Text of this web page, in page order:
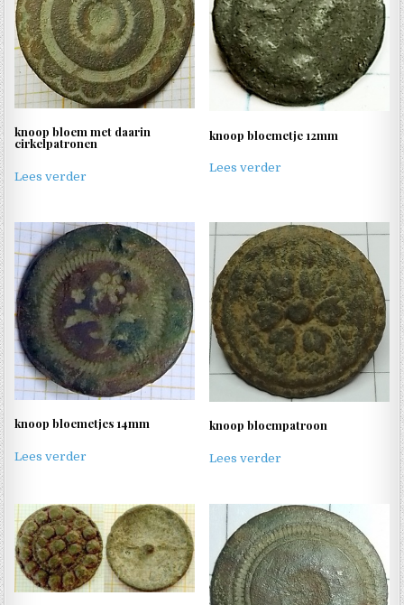
knoop bloem met daarin
cirkelpatronen
Lees verder
knoop bloemetje 12mm
Lees verder
knoop bloemetjes 14mm
Lees verder
knoop bloempatroon
Lees verder